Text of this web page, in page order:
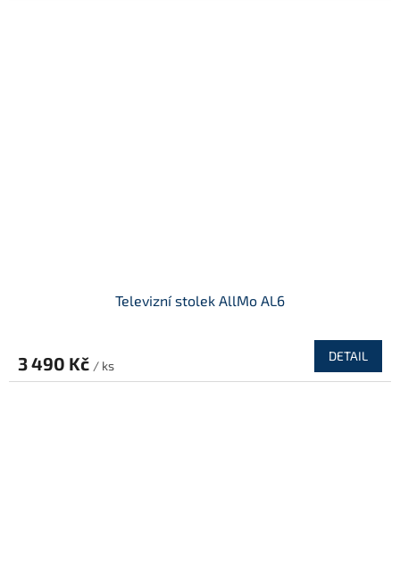
Televizní stolek AllMo AL6
3 490 Kč / ks
DETAIL